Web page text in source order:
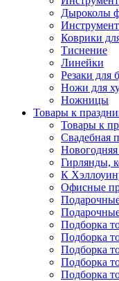
Дыроколы
Коврики
Тиснение
Линейки
Резаки для
Ножи для
Ножницы
Товары к
Товары к
Свадебная
Гирлянды,
К
Офисные
Подборка
Подборка
Подборка
Подборка
Подборка